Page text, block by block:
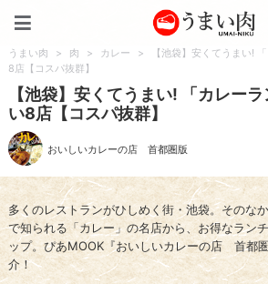
うまい肉 > 肉 > カレー >
【池袋】安くてうまい!
8店【コスパ抜群】
【池袋】安くてうまい! 「カレー
い8店【コスパ抜群】
おいしいカレーの店 首都圏版
多くのレストランがひしめく街・池袋。そのな
で知られる「カレー」の名店から、お得なラン
ップ。ぴあMOOK『おいしいカレーの店 首都
介！